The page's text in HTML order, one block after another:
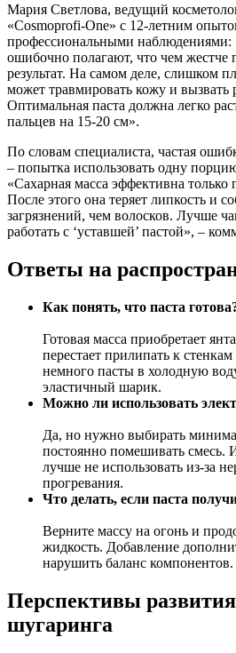
Мария Светлова, ведущий
«Cosmoprofi-One» с 12-летним
профессиональными
ошибочно полагают, что чем жестче
результат. На самом деле, слишком
может травмировать кожу и вызвать
Оптимальная паста должна легко
пальцев на 15-20 см».
По словам специалиста, частая
– попытка использовать одну
«Сахарная масса эффективна только
После этого она теряет липкость и
загрязнений, чем волосков. Лучше
работать с ‘уставшей’ пастой», –
Ответы на
Как понять, что паста
Готовая масса приобретает
перестает прилипать к
немного пасты в холодную
эластичный шарик.
Можно ли использовать
Да, но нужно выбирать
постоянно помешивать
лучше не использовать из-за
прогревания.
Что делать, если паста
Верните массу на огонь и
жидкость. Добавление
нарушить баланс компонентов.
Перспективы
шугаринга